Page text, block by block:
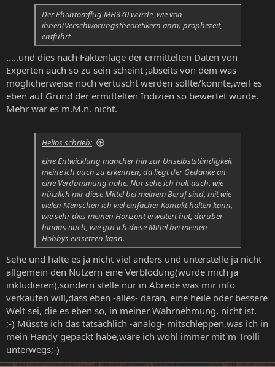
Der Phantomflug MH370 wurde, wie von
ihnen(Verschwörungstheoretikern anm)prophezeit,
entführt
.....und dies nach Faktenlage der ermittelten Daten von
Experten auch so zu sein scheint ;abseits von dem was
möglicherweise noch vertuscht werden sollte/könnte,weil es
eben auf Grund der ermittelten Indizien so bewertet wurde.
Mehr war es m.M.n. nicht.
Helios schrieb:
eine Entwicklung mancher hin zur Unselbstständigkeit
meine ich auch zu erkennen, da liegt der Gedanke an
eine Verdummung nahe. Nur sehe ich halt auch, wie
nützlich mir diese Mittel bei meinem Beruf sind, mit wie
vielen Menschen ich viel einfacher Kontakt halten kann,
wie sehr dies meinen Horizont erweitert hat, darüber
hinaus auch, wie gut ich diese Mittel bei meinen
Hobbys einsetzen kann.
Sehe und halte es ja nicht viel anders und unterstelle ja nicht
allgemein den Nutzern eine Verblödung(würde mich ja
inkludieren),sondern stelle nur in Abrede was mir info
verkaufen will,dass eben -alles- daran, eine heile oder bessere
Welt sei, die es eben so, in meiner Wahrnehmung, nicht ist.
;-) Müsste ich das tatsächlich -analog- mitschleppen,was ich in
mein Handy gepackt habe,wäre ich wohl immer mit´m Trolli
unterwegs;-)